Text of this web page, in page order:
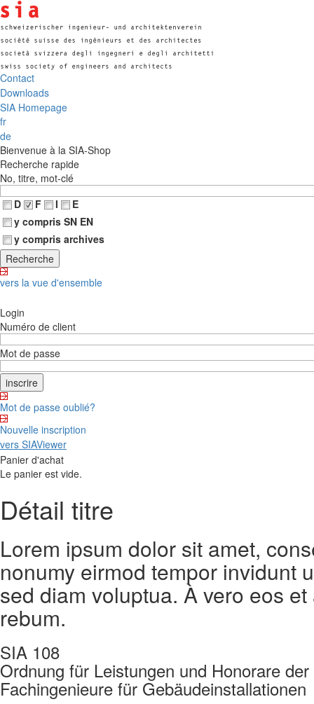
Contact
Downloads
SIA Homepage
fr
de
Bienvenue à la SIA-Shop
Recherche rapide
No, titre, mot-clé
D
F I
E
y compris SN EN
y compris archives
vers la vue d'ensemble
Login
Numéro de client
Mot de passe
Mot de passe oublié?
Nouvelle inscription
vers SIAViewer
Panier d'achat
Le panier est vide.
Détail titre
Lorem ipsum dolor sit amet,
nonumy eirmod tempor invidunt
sed diam voluptua. À vero eos
rebum.
SIA 108
Ordnung für Leistungen und Honorare
Fachingenieure für Gebäudeinstallationen